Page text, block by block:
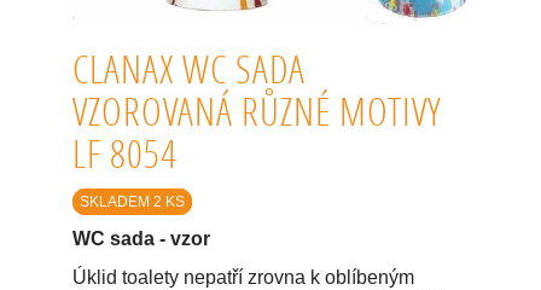
CLANAX WC SADA
VZOROVANÁ RŮZNÉ MOTIVY
LF 8054
SKLADEM 2 KS
WC sada - vzor
Úklid toalety nepatří zrovna k oblíbeným